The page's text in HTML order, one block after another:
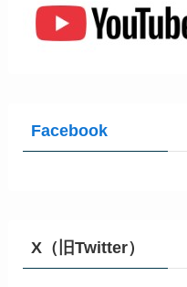
Facebook
X（旧Twitter）